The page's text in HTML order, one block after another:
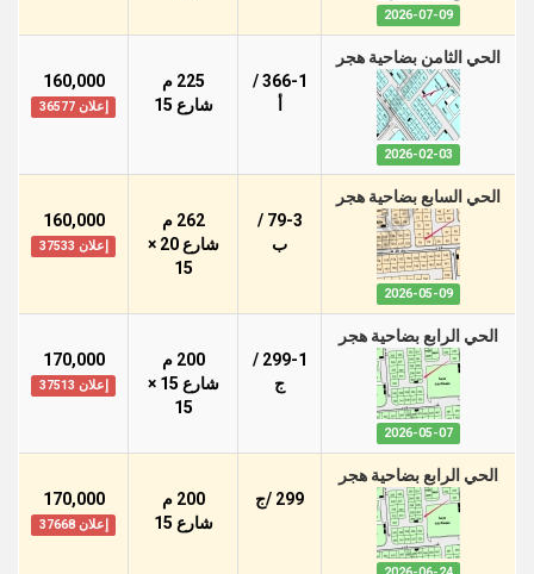
2026-07-09
الحي الثامن بضاحية هجر
2026-02-03
366-1 /
225 م
شارع 15
160,000
إعلان 36577
الحي السابع بضاحية هجر
2026-05-09
79-3 /
ب
262 م
شارع 20 ×
15
160,000
إعلان 37533
الحي الرابع بضاحية هجر
2026-05-07
299-1 /
ج
200 م
شارع 15 ×
15
170,000
إعلان 37513
الحي الرابع بضاحية هجر
299 /ج
200 م
شارع 15
170,000
إعلان 37668